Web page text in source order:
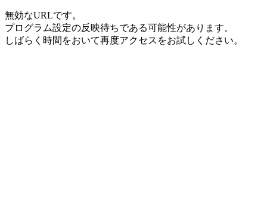
無効なURLです。
プログラム設定の反映待ちである可能性があります。
しばらく時間をおいて再度アクセスをお試しください。